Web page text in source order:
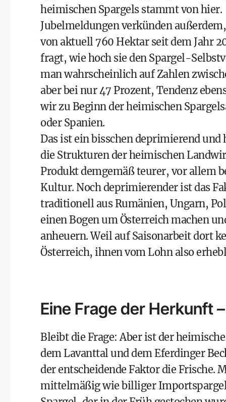
heimischen Spargels stammt von hier.
Jubelmeldungen verkünden
von aktuell 760 Hektar seit dem Jahr
fragt, wie hoch sie den Spargel-
man wahrscheinlich auf Zahlen
aber bei nur 47 Prozent, Tendenz
wir zu Beginn der heimischen
oder Spanien.
Das ist ein bisschen deprimierend
die Strukturen der heimischen
Produkt demgemäß teurer, vor allem
Kultur. Noch deprimierender ist das
traditionell aus Rumänien, Ungarn,
einen Bogen um Österreich machen
anheuern. Weil auf Saisonarbeit dort
Österreich, ihnen vom Lohn also
Eine Frage der Herkunft
Bleibt die Frage: Aber ist der
dem Lavanttal und dem Eferdinger
der entscheidende Faktor die Frische.
mittelmäßig wie billiger